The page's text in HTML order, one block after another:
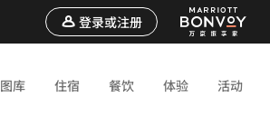
登录或注册
图库 住宿 餐饮 体验 活动